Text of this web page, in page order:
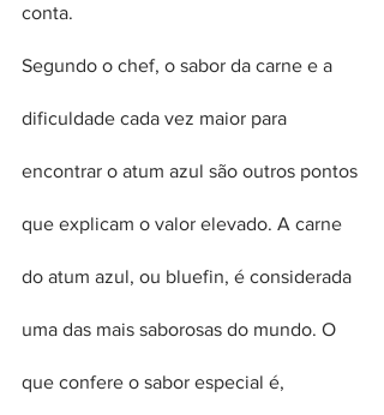
conta.
Segundo o chef, o sabor da carne e a
dificuldade cada vez maior para
encontrar o atum azul são outros pontos
que explicam o valor elevado. A carne
do atum azul, ou bluefin, é considerada
uma das mais saborosas do mundo. O
que confere o sabor especial é,